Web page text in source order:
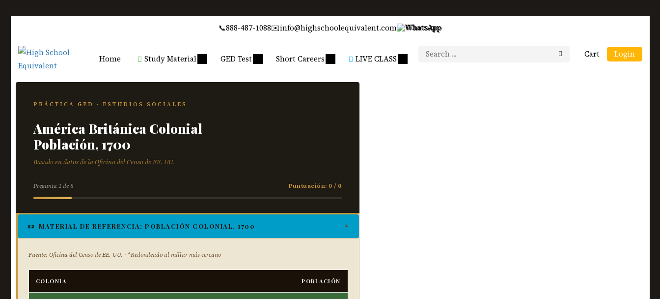
📞888-487-1088✉️info@highschoolequivalent.com WhatsApp
Home Study Material GED Test Short Careers LIVE CLASS Cart Login
PRÁCTICA GED · ESTUDIOS SOCIALES
América Británica Colonial
Población, 1700
Basado en datos de la Oficina del Censo de EE. UU.
Pregunta 1 de 8 Puntuación: 0 / 0
📜 MATERIAL DE REFERENCIA: POBLACIÓN COLONIAL, 1700 ▼
Fuente: Oficina del Censo de EE. UU. · *Redondeado al millar más cercano
COLONIA POBLACIÓN